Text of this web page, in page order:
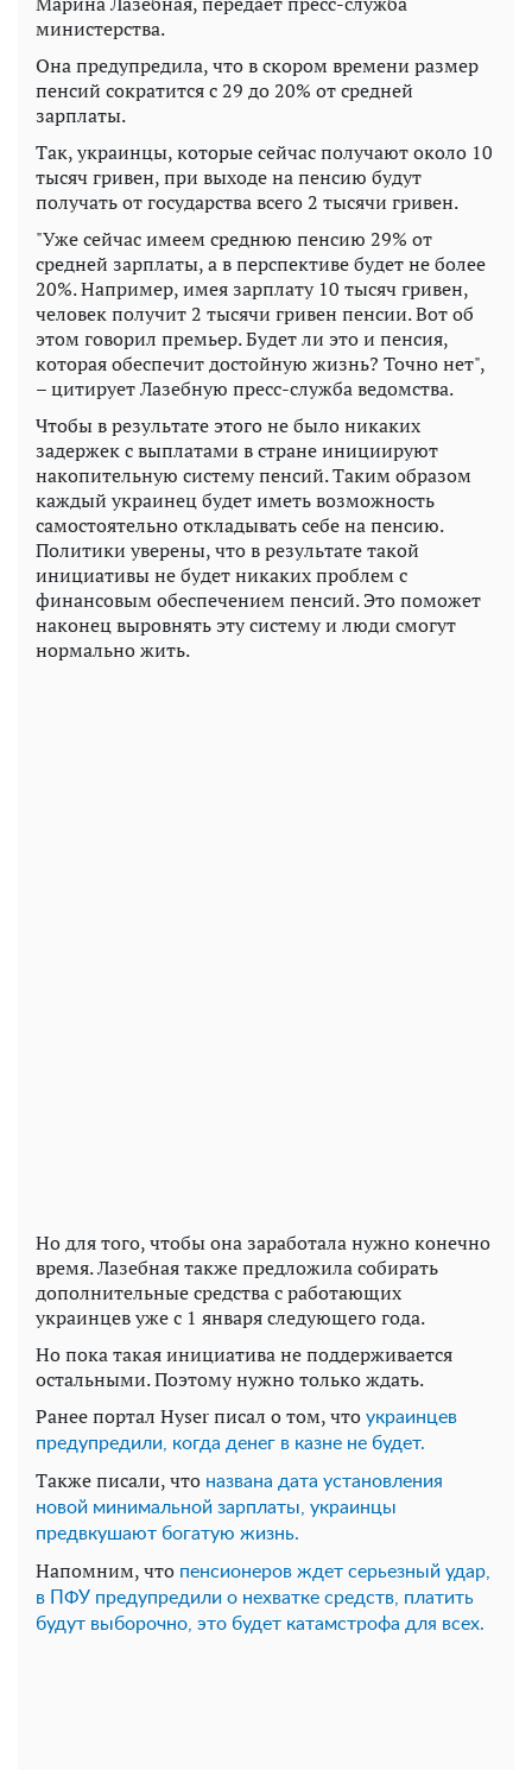
министерства.
Она предупредила, что в скором времени размер
пенсий сократится с 29 до 20% от средней
зарплаты.
Так, украинцы, которые сейчас получают около 10
тысяч гривен, при выходе на пенсию будут
получать от государства всего 2 тысячи гривен.
"Уже сейчас имеем среднюю пенсию 29% от
средней зарплаты, а в перспективе будет не более
20%. Например, имея зарплату 10 тысяч гривен,
человек получит 2 тысячи гривен пенсии. Вот об
этом говорил премьер. Будет ли это и пенсия,
которая обеспечит достойную жизнь? Точно нет",
– цитирует Лазебную пресс-служба ведомства.
Чтобы в результате этого не было никаких
задержек с выплатами в стране инициируют
накопительную систему пенсий. Таким образом
каждый украинец будет иметь возможность
самостоятельно откладывать себе на пенсию.
Политики уверены, что в результате такой
инициативы не будет никаких проблем с
финансовым обеспечением пенсий. Это поможет
наконец выровнять эту систему и люди смогут
нормально жить.
Но для того, чтобы она заработала нужно конечно
время. Лазебная также предложила собирать
дополнительные средства с работающих
украинцев уже с 1 января следующего года.
Но пока такая инициатива не поддерживается
остальными. Поэтому нужно только ждать.
Ранее портал Hyser писал о том, что украинцев
предупредили, когда денег в казне не будет.
Также писали, что названа дата установления
новой минимальной зарплаты, украинцы
предвкушают богатую жизнь.
Напомним, что пенсионеров ждет серьезный удар,
в ПФУ предупредили о нехватке средств, платить
будут выборочно, это будет катамстрофа для всех.